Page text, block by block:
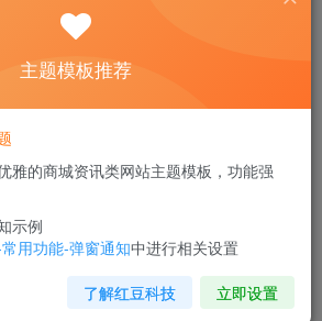
付费后查看
￥9.9
前未登录！建议登陆后购买，可保存购买订单
论到实操演示，从运营到战略布局，
图文商品卡等
主题模板推荐
雅的商城资讯类网站主题模板，功能强
示例
用功能-弹窗通知中进行相关设置
了解红豆科技 立即设置